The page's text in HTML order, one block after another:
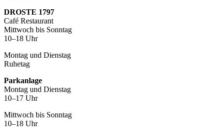
DROSTE 1797
Café Restaurant
Mittwoch bis Sonntag
10–18 Uhr
Montag und Dienstag
Ruhetag
Parkanlage
Montag und Dienstag
10–17 Uhr
Mittwoch bis Sonntag
10–18 Uhr